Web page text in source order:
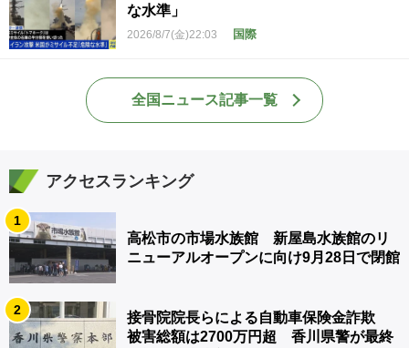
な水準」
2026/8/7(金)22:03 国際
全国ニュース記事一覧
アクセスランキング
1
高松市の市場水族館 新屋島水族館のリ
ニューアルオープンに向け9月28日で閉館
2
接骨院院長らによる自動車保険金詐欺
被害総額は2700万円超 香川県警が最終